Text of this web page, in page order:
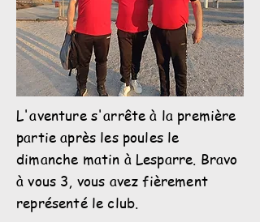
L'aventure s'arrête à la première
partie après les poules le
dimanche matin à Lesparre. Bravo
à vous 3, vous avez fièrement
représenté le club.